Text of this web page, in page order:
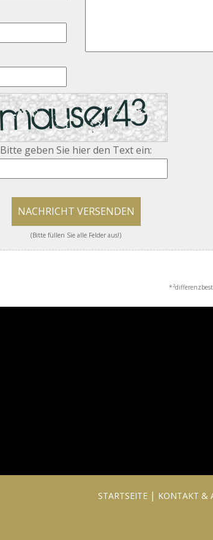
Bitte geben Sie hier den Text ein:
NACHRICHT VERSENDEN
(Bitte füllen Sie alle Felder aus!)
*2
STARTSEITE | KONTAKT &